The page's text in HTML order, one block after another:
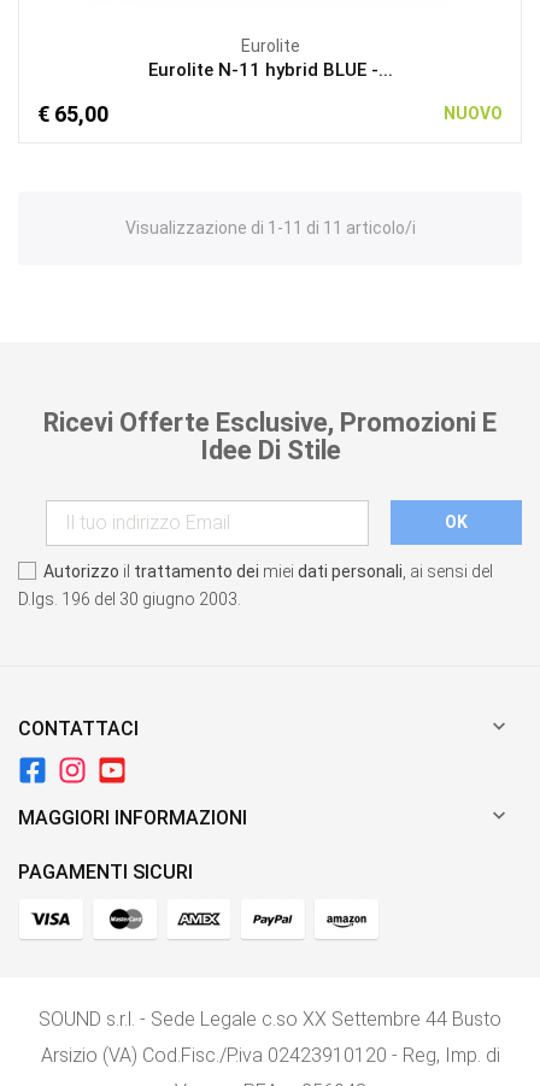
Eurolite
Eurolite N-11 hybrid BLUE -...
€ 65,00 NUOVO
Visualizzazione di 1-11 di 11 articolo/i
Ricevi Offerte Esclusive, Promozioni E
Idee Di Stile
Autorizzo il trattamento dei miei dati personali , ai sensi del
D.lgs. 196 del 30 giugno 2003.
CONTATTACI 
MAGGIORI INFORMAZIONI 
PAGAMENTI SICURI
SOUND s.r.l. - Sede Legale c.so XX Settembre 44 Busto
Arsizio (VA) Cod.Fisc./P.iva 02423910120 - Reg, Imp. di